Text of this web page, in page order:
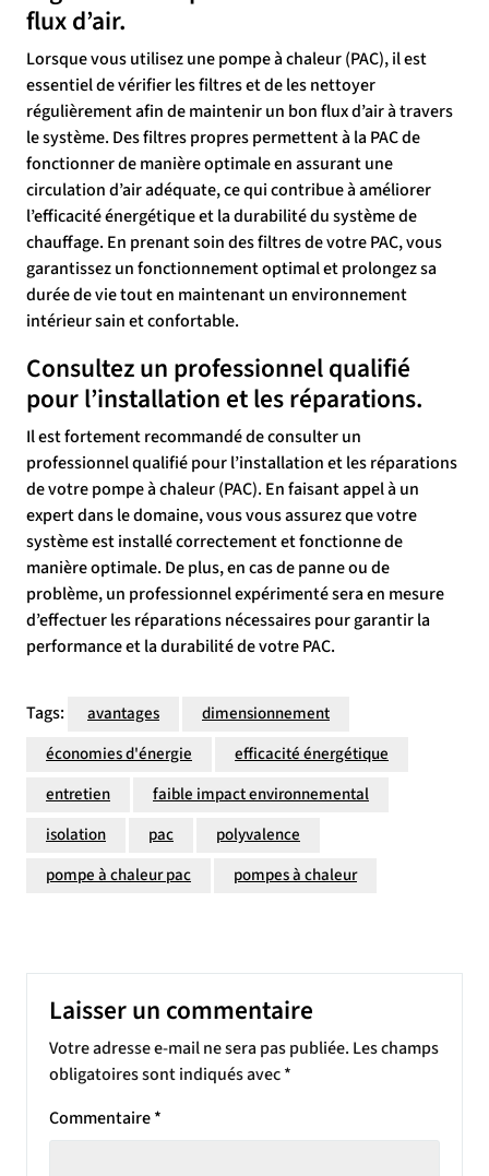
flux d’air.
Lorsque vous utilisez une pompe à chaleur (PAC), il est
essentiel de vérifier les filtres et de les nettoyer
régulièrement afin de maintenir un bon flux d’air à travers
le système. Des filtres propres permettent à la PAC de
fonctionner de manière optimale en assurant une
circulation d’air adéquate, ce qui contribue à améliorer
l’efficacité énergétique et la durabilité du système de
chauffage. En prenant soin des filtres de votre PAC, vous
garantissez un fonctionnement optimal et prolongez sa
durée de vie tout en maintenant un environnement
intérieur sain et confortable.
Consultez un professionnel qualifié
pour l’installation et les réparations.
Il est fortement recommandé de consulter un
professionnel qualifié pour l’installation et les réparations
de votre pompe à chaleur (PAC). En faisant appel à un
expert dans le domaine, vous vous assurez que votre
système est installé correctement et fonctionne de
manière optimale. De plus, en cas de panne ou de
problème, un professionnel expérimenté sera en mesure
d’effectuer les réparations nécessaires pour garantir la
performance et la durabilité de votre PAC.
Tags: avantages
dimensionnement
économies d'énergie
efficacité énergétique
entretien
faible impact environnemental
isolation
pac
polyvalence
pompe à chaleur pac
pompes à chaleur
Laisser un commentaire
Votre adresse e-mail ne sera pas publiée. Les champs
obligatoires sont indiqués avec*
Commentaire*